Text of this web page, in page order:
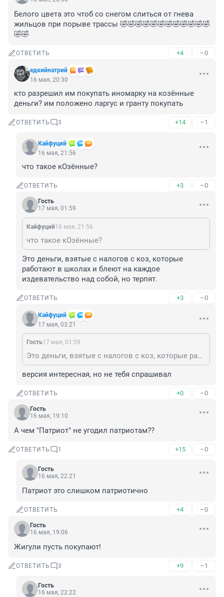
Белого цвета это чтоб со снегом слиться от гнева
жильцов при порыве трассы 🤣🤣🤣🤣🤣🤣🤣🤣🤣🤣🤣🤣
🤣🤣
ОТВЕТИТЬ +4 –0
едкийнатрий
16 мая, 20:30
кто разрешил им покупать иномарку на козённые
деньги? им положено ларгус и гранту покупать
ОТВЕТИТЬ 3 +14 –1
Кайфуций
16 мая, 21:56
что такое кОзённые?
ОТВЕТИТЬ +3 –0
Гость
17 мая, 01:59
Кайфуций16 мая, 21:56
что такое кОзённые?
Это деньги, взятые с налогов с коз, которые
работают в школах и блеют на каждое
издевательство над собой, но терпят.
ОТВЕТИТЬ +3 –0
Кайфуций
17 мая, 03:21
Гость17 мая, 01:59
Это деньги, взятые с налогов с коз, которые работают в школах и блеют на каждое издевательство над собой, но терпят.
версия интересная, но не тебя спрашивал
ОТВЕТИТЬ +0 –0
Гость
16 мая, 19:10
А чем "Патриот" не угодил патриотам??
ОТВЕТИТЬ 1 +15 –0
Гость
16 мая, 22:21
Патриот это слишком патриотично
ОТВЕТИТЬ +4 –0
Гость
16 мая, 19:06
Жигули пусть покупают!
ОТВЕТИТЬ 3 +9 –1
Гость
16 мая, 22:22